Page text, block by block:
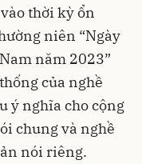
thời kỳ ổn
niên “Ngày
năm 2023”
của nghề
ý nghĩa cho cộng
chung và nghề
nói riêng.